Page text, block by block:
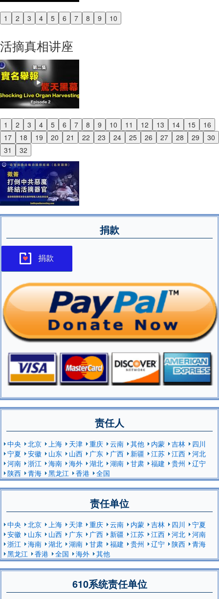
1 2 3 4 5 6 7 8 9 10
Previous
活摘真相讲座
1 2 3 4 5 6 7 8 9 10 11 12 13 14 15
16
17
18 19 20 21 22 23 24 25 26 27 28 29
30
31
32
Previous
Next
捐款
捐款
责任人
中央 北京 上海 天津 重庆 云南 其他 内蒙 吉林
四川
宁夏
安徽 山东 山西 广东 广西 新疆 江苏 江西
河北
河南
浙江 海南 海外 湖北 湖南 甘肃 福建 贵州
辽宁
陕西
青海 黑龙江 香港 全国
责任单位
中央 北京 上海 天津 重庆 云南 内蒙 吉林 四川
宁夏
安徽
山东 山西 广东 广西 新疆 江苏 江西 河北
河南
浙江
海南 湖北 湖南 甘肃 福建 贵州 辽宁 陕西
青海
黑龙江
香港 全国 海外 其他
610系统责任单位